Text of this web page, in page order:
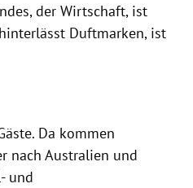
der Wirtschaft, ist
Duftmarken, ist
Da kommen
nach Australien und
und